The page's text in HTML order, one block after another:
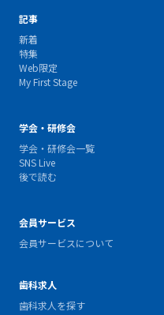
記事
新着
特集
Web限定
My First Stage
学会・研修会
学会・研修会一覧
SNS Live
後で読む
会員サービス
会員サービスについて
歯科求人
歯科求人を探す